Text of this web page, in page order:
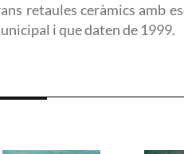
retaules ceràmics amb
i que daten de 1999.